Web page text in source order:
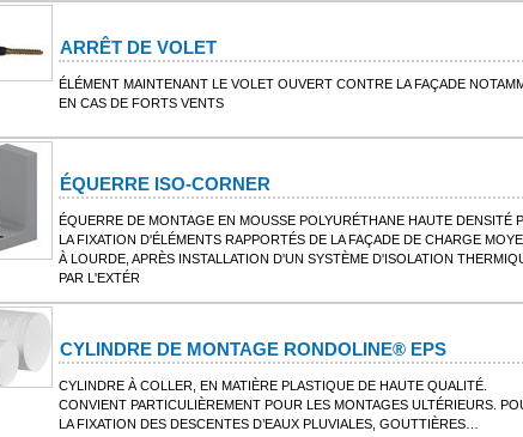
ARRÊT DE VOLET
ÉLÉMENT MAINTENANT LE VOLET OUVERT CONTRE LA FAÇADE
EN CAS DE FORTS VENTS
ÉQUERRE ISO-CORNER
ÉQUERRE DE MONTAGE EN MOUSSE POLYURÉTHANE HAUTE DENSITÉ
LA FIXATION D'ÉLÉMENTS RAPPORTÉS DE LA FAÇADE DE CHARGE
À LOURDE, APRÈS INSTALLATION D'UN SYSTÈME D'ISOLATION
PAR L'EXTÉR
CYLINDRE DE MONTAGE RONDOLINE® EPS
CYLINDRE À COLLER, EN MATIÈRE PLASTIQUE DE HAUTE QUALITÉ.
CONVIENT PARTICULIÈREMENT POUR LES MONTAGES ULTÉRIEURS.
LA FIXATION DES DESCENTES D’EAUX PLUVIALES, GOUTTIÈRES…